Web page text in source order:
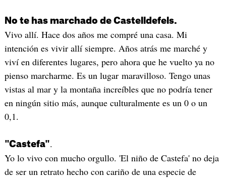
No te has marchado de Castelldefels.
Vivo allí. Hace dos años me compré una casa. Mi
intención es vivir allí siempre. Años atrás me marché y
viví en diferentes lugares, pero ahora que he vuelto ya no
pienso marcharme. Es un lugar maravilloso. Tengo unas
vistas al mar y la montaña increíbles que no podría tener
en ningún sitio más, aunque culturalmente es un 0 o un
0,1.
"Castefa".
Yo lo vivo con mucho orgullo. 'El niño de Castefa' no deja
de ser un retrato hecho con cariño de una especie de